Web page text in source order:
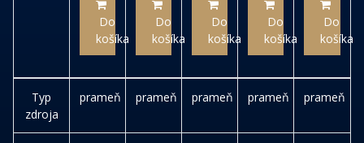
Do
košíka
Do
košíka
Do
košíka
Do
košíka
Do
košíka
Typ
zdroja
prameň prameň prameň prameň prameň